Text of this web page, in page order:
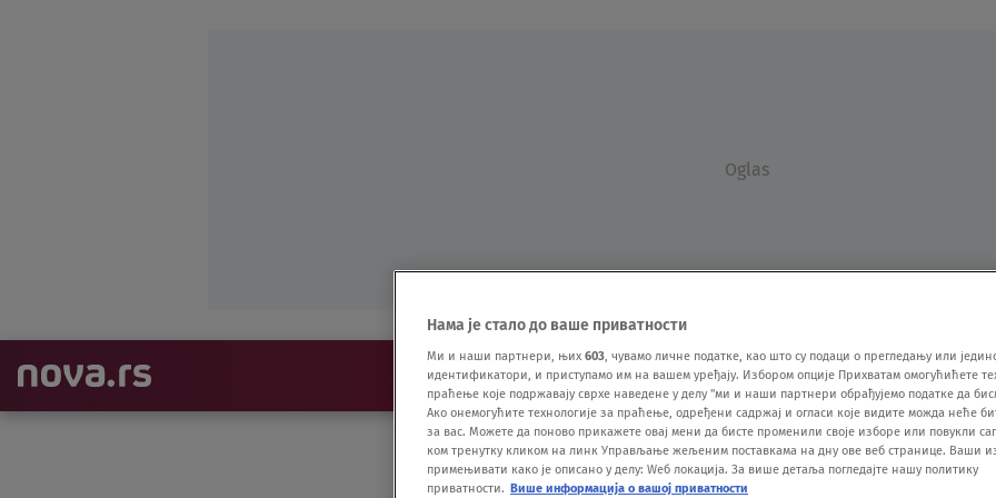
Oglas
NAJNOVIJE VESTI SHOW SPORT VIDEO NOVA BAZA
Нама је стало до ваше приватности
Ми и наши партнери, њих 603 , чувамо личне податке, као што су подаци о прегледању или
идентификатори, и приступамо им на вашем уређају. Избором опције Прихватам омогућићете
праћење које подржавају сврхе наведене у делу "ми и наши партнери обрађујемо податке да
Ако онемогућите технологије за праћење, одређени садржај и огласи које видите можда неће
за вас. Можете да поново прикажете овај мени да бисте променили своје изборе или повукли
ком тренутку кликом на линк Управљање жељеним поставкама на дну ове веб странице. Ваши
примењивати како је описано у делу: Wеб локација. За више детаља погледајте нашу политику
приватности. Више информација о вашој приватности